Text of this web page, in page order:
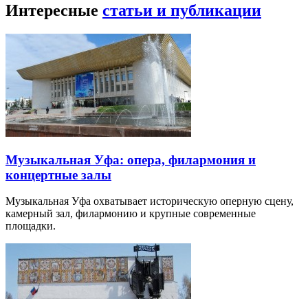
Интересные статьи и публикации
Музыкальная Уфа: опера, филармония и
концертные залы
Музыкальная Уфа охватывает историческую оперную сцену,
камерный зал, филармонию и крупные современные
площадки.